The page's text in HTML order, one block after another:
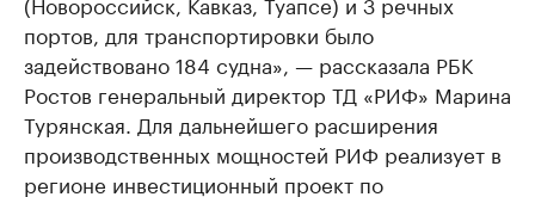
портов, для транспортировки было
задействовано 184 судна», — рассказала РБК
Ростов генеральный директор ТД «РИФ» Марина
Турянская. Для дальнейшего расширения
производственных мощностей РИФ реализует в
регионе инвестиционный проект по